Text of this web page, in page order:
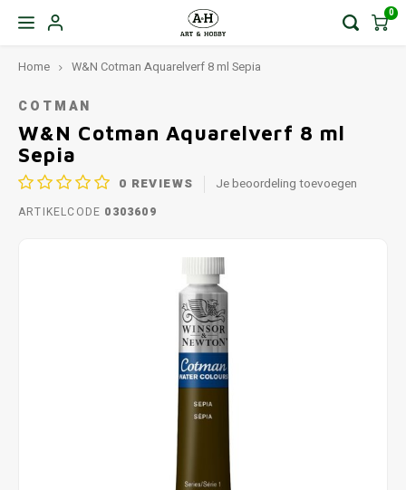
0
Home W&N Cotman Aquarelverf 8 ml Sepia
COTMAN
W&N Cotman Aquarelverf 8 ml
Sepia
0 REVIEWS Je beoordeling toevoegen
ARTIKELCODE 0303609